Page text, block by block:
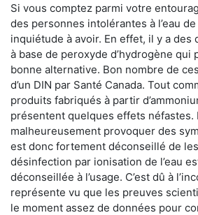
Si vous comptez parmi votre
des personnes intolérantes à l’eau
inquiétude à avoir. En effet, il y a des
à base de peroxyde d’hydrogène qui
bonne alternative. Bon nombre de
d’un DIN par Santé Canada. Tout
produits fabriqués à partir
présentent quelques effets néfastes.
malheureusement provoquer des
est donc fortement déconseillé de
désinfection par ionisation de l’eau
déconseillée à l’usage. C’est dû à
représente vu que les preuves
le moment assez de données pour